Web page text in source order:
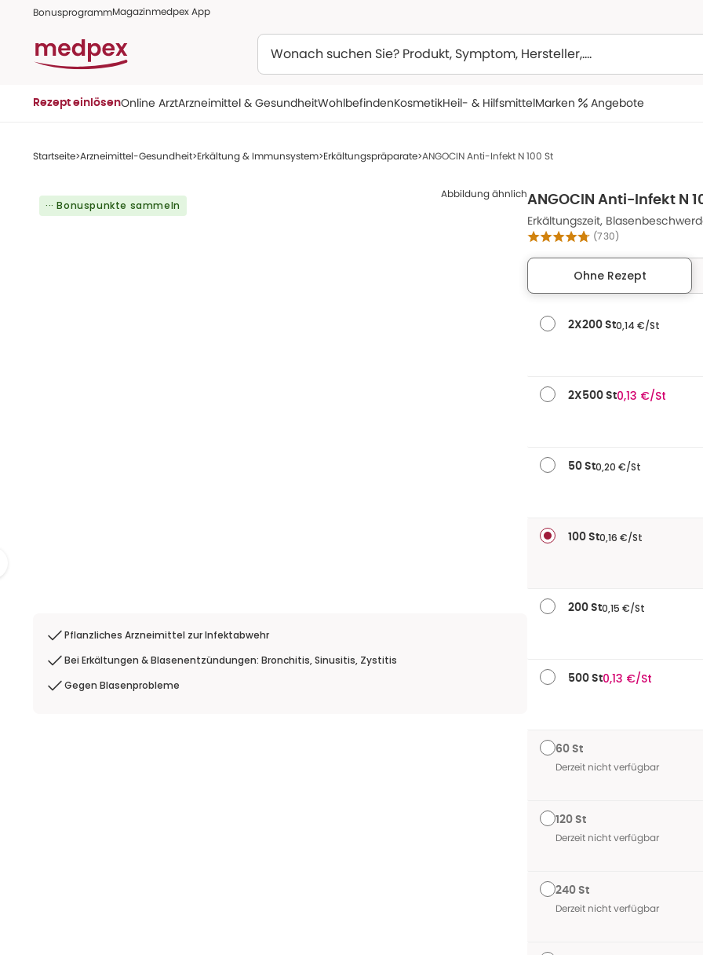
BonusprogrammMagazinmedpex App
Rezept einlösenOnline ArztArzneimittel & GesundheitWohlbefindenKosmetikHeil- & HilfsmittelMarken Angebote
Startseite Arzneimittel-Gesundheit Erkältung & Immunsystem Erkältungspräparate ANGOCIN Anti-Infekt N 100 St
··· Bonuspunkte sammeln
Abbildung ähnlich
Pflanzliches Arzneimittel zur Infektabwehr
Bei Erkältungen & Blasenentzündungen: Bronchitis, Sinusitis, Zystitis
Gegen Blasenprobleme
ANGOCIN Anti-Infekt N
Erkältungszeit,
(730)
Ohne Rezept
2X200 St0,14 €/St
2X500 St0,13 €/St
50 St0,20 €/St
100 St0,16 €/St
200 St0,15 €/St
500 St0,13 €/St
60 St
Derzeit nicht verfügbar
120 St
Derzeit nicht verfügbar
240 St
Derzeit nicht verfügbar